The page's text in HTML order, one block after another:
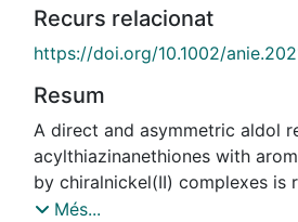
Recurs relacionat
https://doi.org/10.1002/
Resum
A direct and asymmetric aldol
acylthiazinanethiones with
by chiralnickel(II) complexes is
gives thecorresponding O-
Més...